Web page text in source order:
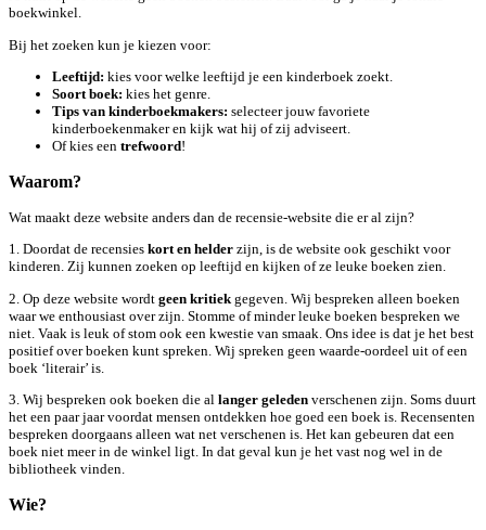
boekwinkel.
Bij het zoeken kun je kiezen voor:
Leeftijd: kies voor welke leeftijd je een kinderboek zoekt.
Soort boek: kies het genre.
Tips van kinderboekmakers: selecteer jouw favoriete
kinderboekenmaker en kijk wat hij of zij adviseert.
Of kies een trefwoord!
Waarom?
Wat maakt deze website anders dan de recensie-website die er al zijn?
1. Doordat de recensies kort en helder zijn, is de website ook geschikt voor
kinderen. Zij kunnen zoeken op leeftijd en kijken of ze leuke boeken zien.
2. Op deze website wordt geen kritiek gegeven. Wij bespreken alleen boeken
waar we enthousiast over zijn. Stomme of minder leuke boeken bespreken we
niet. Vaak is leuk of stom ook een kwestie van smaak. Ons idee is dat je het best
positief over boeken kunt spreken. Wij spreken geen waarde-oordeel uit of een
boek ‘literair’ is.
3. Wij bespreken ook boeken die al langer geleden verschenen zijn. Soms duurt
het een paar jaar voordat mensen ontdekken hoe goed een boek is. Recensenten
bespreken doorgaans alleen wat net verschenen is. Het kan gebeuren dat een
boek niet meer in de winkel ligt. In dat geval kun je het vast nog wel in de
bibliotheek vinden.
Wie?